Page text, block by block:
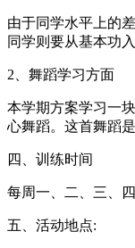
由于同学水平上的
同学则要从基本功
2、舞蹈学习方面
本学期方案学习一
心舞蹈。这首舞蹈
四、训练时间
每周一、二、三、
五、活动地点: